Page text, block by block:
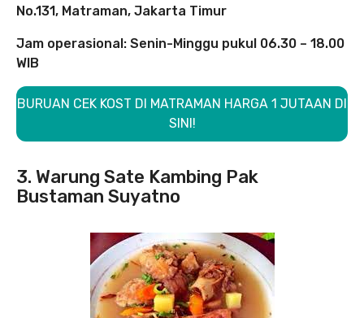
No.131, Matraman, Jakarta Timur
Jam operasional: Senin-Minggu pukul 06.30 – 18.00
WIB
BURUAN CEK KOST DI MATRAMAN HARGA 1 JUTAAN DI
SINI!
3. Warung Sate Kambing Pak
Bustaman Suyatno